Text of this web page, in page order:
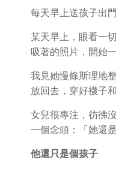
每天早上送孩子出
某天早上，眼看一
吸著的照片，開始
我見她慢條斯理地
放回去，穿好襪子
女兒很專注，彷彿
一個念頭：「她還
他還只是個孩子